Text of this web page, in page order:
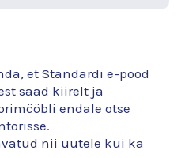
et Standardi e-pood
saad kiirelt ja
endale otse
nii uutele kui ka